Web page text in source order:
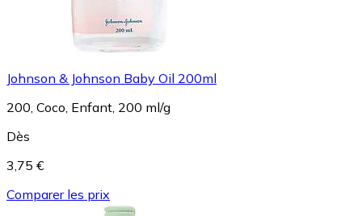
Johnson & Johnson Baby Oil 200ml
200, Coco, Enfant, 200 ml/g
Dès
3,75 €
Comparer les prix